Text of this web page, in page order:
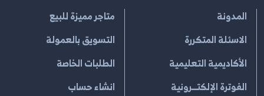
المدونة
الاسئلة المتكررة
الأكاديمية التعليمية
الفوترة الإلكتــرونية
متاجر مميزة للبيع
التسويق بالعمولة
الطلبات الخاصة
انشاء حساب